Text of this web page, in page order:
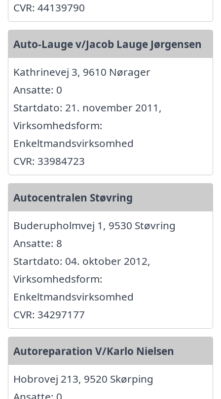
CVR: 44139790
Auto-Lauge v/Jacob Lauge Jørgensen
Kathrinevej 3, 9610 Nørager
Ansatte: 0
Startdato: 21. november 2011,
Virksomhedsform:
Enkeltmandsvirksomhed
CVR: 33984723
Autocentralen Støvring
Buderupholmvej 1, 9530 Støvring
Ansatte: 8
Startdato: 04. oktober 2012,
Virksomhedsform:
Enkeltmandsvirksomhed
CVR: 34297177
Autoreparation V/Karlo Nielsen
Hobrovej 213, 9520 Skørping